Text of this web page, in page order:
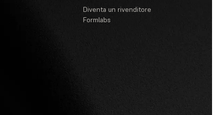
Diventa un rivenditore
Formlabs